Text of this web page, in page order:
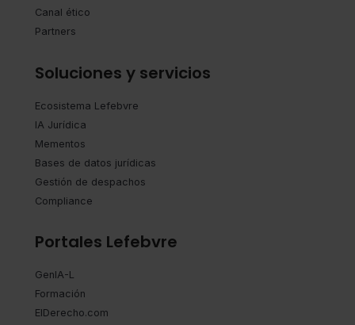
Canal ético
Partners
Soluciones y servicios
Ecosistema Lefebvre
IA Jurídica
Mementos
Bases de datos jurídicas
Gestión de despachos
Compliance
Portales Lefebvre
GenIA-L
Formación
ElDerecho.com